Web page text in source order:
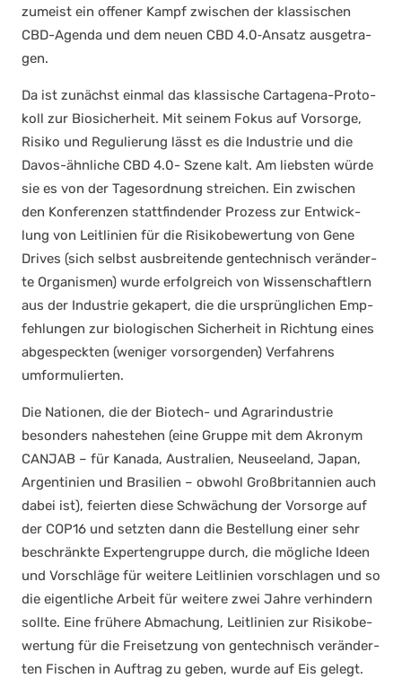
zumeist ein offe­ner Kampf zwi­schen der klas­si­schen
CBD-Agen­da und dem neu­en CBD 4.0‑Ansatz aus­ge­tra­
gen.
Da ist zunächst ein­mal das klas­si­sche Car­ta­ge­na-Pro­to­
koll zur Bio­si­cher­heit. Mit sei­nem Fokus auf Vor­sor­ge,
Risi­ko und Regu­lie­rung lässt es die Indus­trie und die
Davos-ähn­li­che CBD 4.0- Sze­ne kalt. Am liebs­ten wür­de
sie es von der Tages­ord­nung strei­chen. Ein zwi­schen
den Kon­fe­ren­zen statt­fin­den­der Pro­zess zur Ent­wick­
lung von Leit­li­ni­en für die Risi­ko­be­wer­tung von Gene
Dri­ves (sich selbst aus­brei­ten­de gen­tech­nisch ver­än­der­
te Orga­nis­men) wur­de erfolg­reich von Wis­sen­schaft­lern
aus der Indus­trie geka­pert, die die ursprüng­li­chen Emp­
feh­lun­gen zur bio­lo­gi­schen Sicher­heit in Rich­tung eines
abge­speck­ten (weni­ger vor­sor­gen­den) Ver­fah­rens
umfor­mu­lier­ten.
Die Natio­nen, die der Bio­tech- und Agrar­in­dus­trie
beson­ders nahe­ste­hen (eine Grup­pe mit dem Akro­nym
CANJAB – für Kana­da, Aus­tra­li­en, Neu­see­land, Japan,
Argen­ti­ni­en und Bra­si­li­en – obwohl Groß­bri­tan­ni­en auch
dabei ist), fei­er­ten die­se Schwä­chung der Vor­sor­ge auf
der COP16 und setz­ten dann die Bestel­lung einer sehr
beschränk­te Exper­ten­grup­pe durch, die mög­li­che Ideen
und Vor­schlä­ge für wei­te­re Leit­li­ni­en vor­schla­gen und so
die eigent­li­che Arbeit für wei­te­re zwei Jah­re ver­hin­dern
soll­te. Eine frü­he­re Abma­chung, Leit­li­ni­en zur Risi­ko­be­
wer­tung für die Frei­set­zung von gen­tech­nisch ver­än­der­
ten Fischen in Auf­trag zu geben, wur­de auf Eis gelegt.